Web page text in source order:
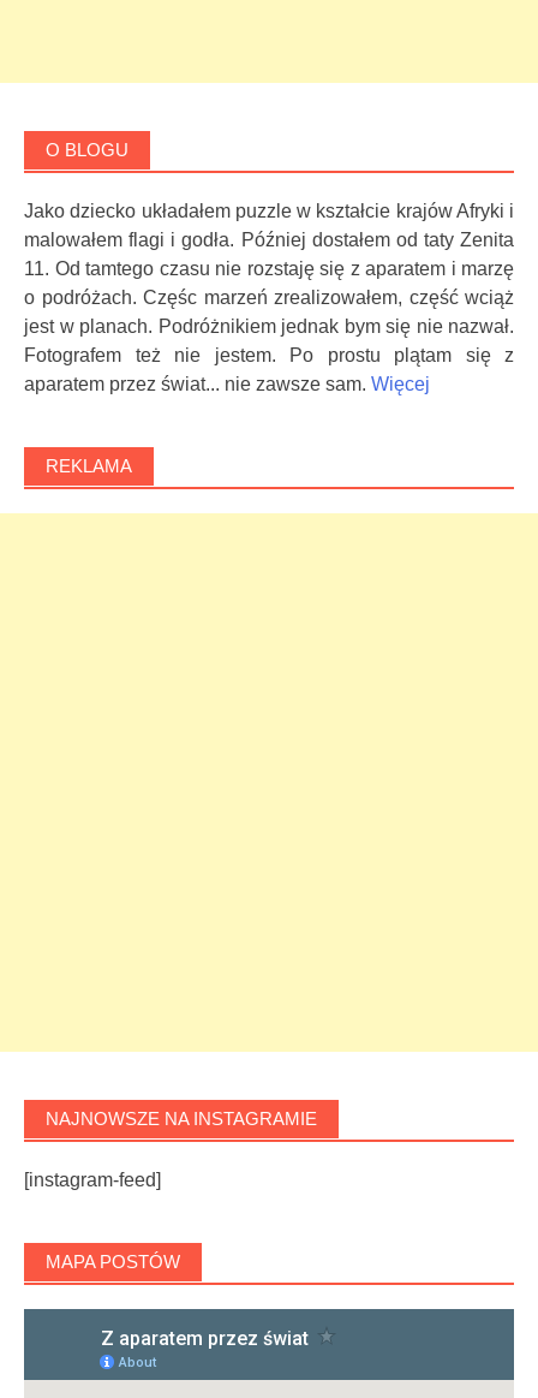
O BLOGU
Jako dziecko układałem puzzle w kształcie krajów Afryki i
malowałem flagi i godła. Później dostałem od taty Zenita
11. Od tamtego czasu nie rozstaję się z aparatem i marzę
o podróżach. Częśc marzeń zrealizowałem, część wciąż
jest w planach. Podróżnikiem jednak bym się nie nazwał.
Fotografem też nie jestem. Po prostu plątam się z
aparatem przez świat... nie zawsze sam. Więcej
REKLAMA
NAJNOWSZE NA INSTAGRAMIE
[instagram-feed]
MAPA POSTÓW